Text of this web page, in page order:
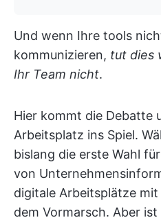
Und wenn Ihre tools
kommunizieren, tut dies
Ihr Team nicht.
Hier kommt die Debatte
Arbeitsplatz ins Spiel.
bislang die erste Wahl
von
digitale Arbeitsplätze
dem Vormarsch. Aber